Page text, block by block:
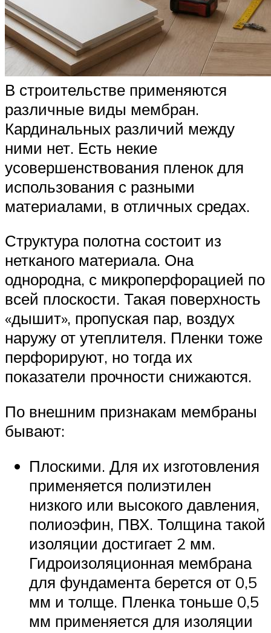
В строительстве применяются
различные виды мембран.
Кардинальных различий между
ними нет. Есть некие
усовершенствования пленок для
использования с разными
материалами, в отличных средах.
Структура полотна состоит из
нетканого материала. Она
однородна, с микроперфорацией по
всей плоскости. Такая поверхность
«дышит», пропуская пар, воздух
наружу от утеплителя. Пленки тоже
перфорируют, но тогда их
показатели прочности снижаются.
По внешним признакам мембраны
бывают:
Плоскими. Для их изготовления
применяется полиэтилен
низкого или высокого давления,
полиоэфин, ПВХ. Толщина такой
изоляции достигает 2 мм.
Гидроизоляционная мембрана
для фундамента берется от 0,5
мм и толще. Пленка тоньше 0,5
мм применяется для изоляции